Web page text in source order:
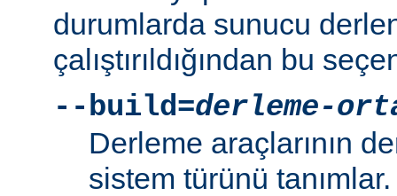
durumlarda sunucu
çalıştırıldığından bu
--build=derleme-
Derleme araçlarının
sistem türünü